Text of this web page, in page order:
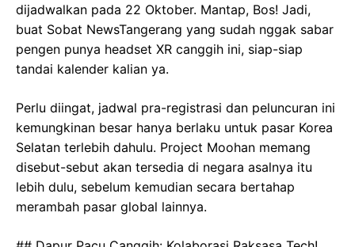
dijadwalkan pada 22 Oktober. Mantap, Bos! Jadi,
buat Sobat NewsTangerang yang sudah nggak sabar
pengen punya headset XR canggih ini, siap-siap
tandai kalender kalian ya.
Perlu diingat, jadwal pra-registrasi dan peluncuran ini
kemungkinan besar hanya berlaku untuk pasar Korea
Selatan terlebih dahulu. Project Moohan memang
disebut-sebut akan tersedia di negara asalnya itu
lebih dulu, sebelum kemudian secara bertahap
merambah pasar global lainnya.